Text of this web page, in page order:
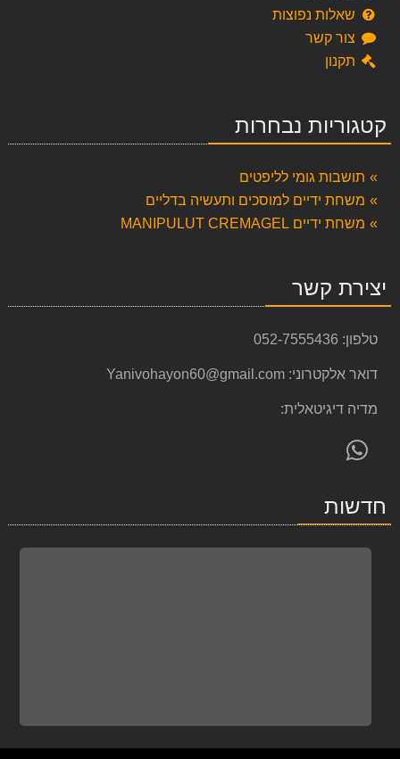
שאלות נפוצות
צור קשר
תקנון
קטגוריות נבחרות
תושבות גומי לליפטים
משחת ידיים למוסכים ותעשיה בדליים
משחת ידיים MANIPULUT CREMAGEL
יצירת קשר
טלפון: 052-7555436
דואר אלקטרוני: Yanivohayon60@gmail.com
מדיה דיגיטאלית:
WhatsAppחדשות